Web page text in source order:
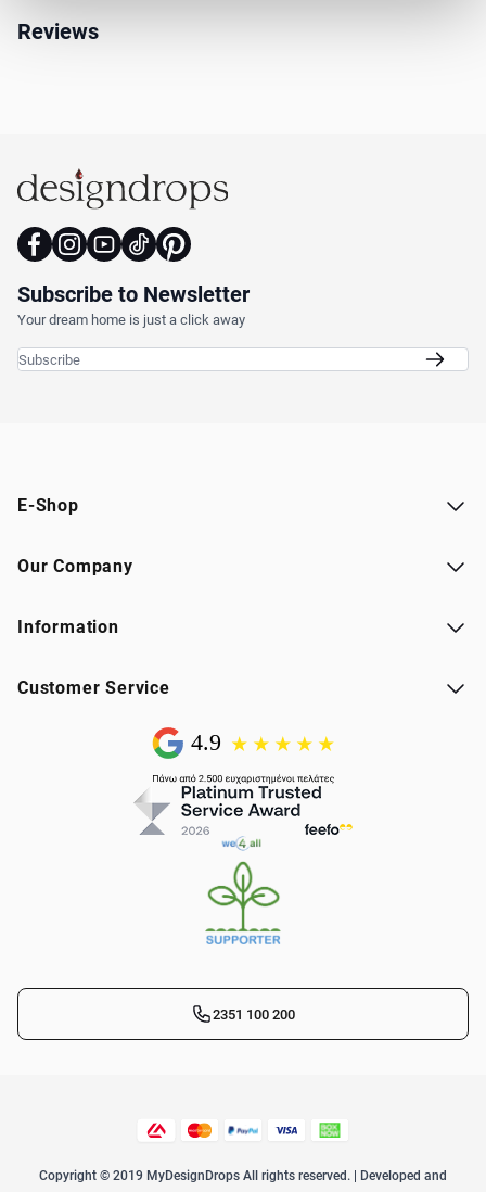
Reviews
Subscribe to Newsletter
Your dream home is just a click away
E-Shop
Our Company
Information
Customer Service
2351 100 200
Copyright © 2019 MyDesignDrops All rights reserved. | Developed and